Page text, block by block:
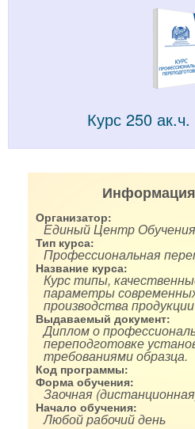
Курс 250
Организатор:
Единый Центр Обучения
Тип курса:
Профессиональная
Название курса:
Курс типы,
параметры
производства
Выдаваемый документ:
Диплом о
переподготовке
требованиями образца.
Код программы:
Форма обучения:
Заочная
Начало обучения:
Любой рабочий день